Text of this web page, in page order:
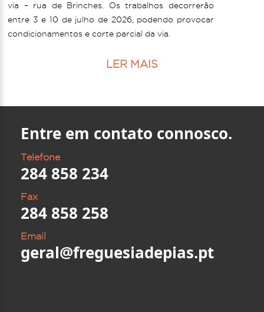
via – rua de Brinches. Os trabalhos decorrerão
entre 3 e 10 de julho de 2026, podendo provocar
condicionamentos e corte parcial da via.
LER MAIS
Entre em contato connosco.
Telefone
284 858 234
Fax
284 858 258
Email
geral@freguesiadepias.pt